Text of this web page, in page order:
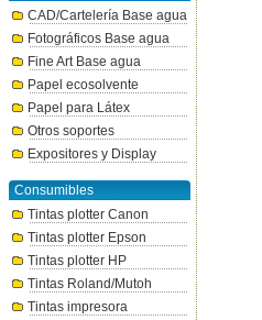
CAD/Cartelería Base agua
Fotográficos Base agua
Fine Art Base agua
Papel ecosolvente
Papel para Látex
Otros soportes
Expositores y Display
Consumibles
Tintas plotter Canon
Tintas plotter Epson
Tintas plotter HP
Tintas Roland/Mutoh
Tintas impresora